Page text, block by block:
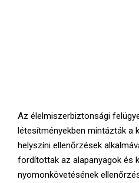
Az élelmiszerbiztonsági
létesítményekben mintázták a
helyszíni ellenőrzések
fordítottak az alapanyagok és
nyomonkövetésének